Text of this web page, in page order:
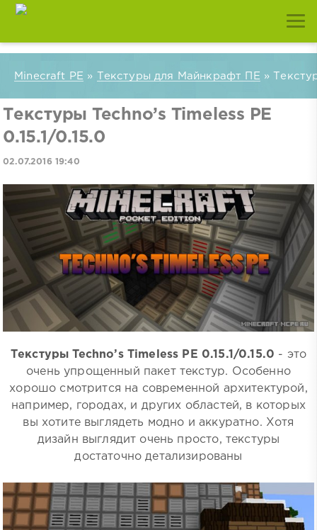
Minecraft PE » Текстуры для Майнкрафт ПЕ »
Текстуры Techno’s Timeless PE
0.15.1/0.15.0
02.07.2016 19:40
Текстуры Techno’s Timeless PE 0.15.1/0.15.0 - это
очень упрощенный пакет текстур. Особенно
хорошо смотрится на современной архитектурой,
например, городах, и других областей, в которых
вы хотите выглядеть модно и аккуратно. Хотя
дизайн выглядит очень просто, текстуры
достаточно детализированы